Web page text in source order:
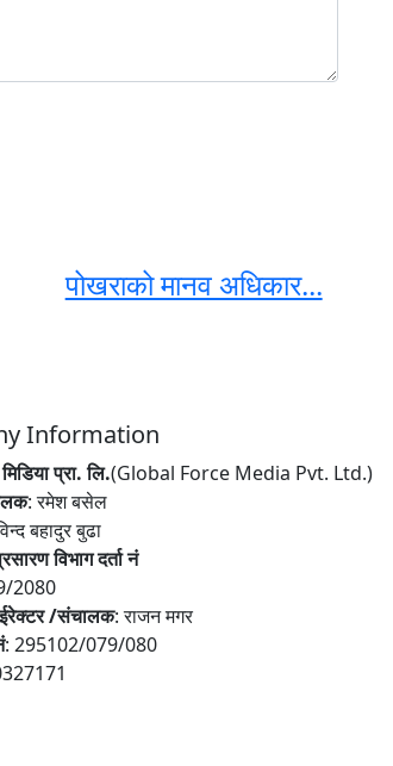
पोखराको मानव अधिकार...
Information
प्रा. लि.(Global Force Media Pvt. Ltd.)
: रमेश बसेल
बहादुर बुढा
विभाग दर्ता नं
2080
/संचालक: राजन मगर
: 295102/079/080